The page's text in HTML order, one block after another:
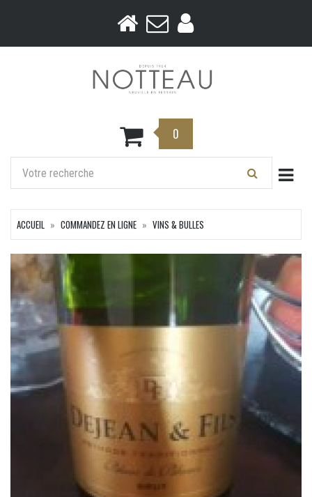
0
ACCUEIL COMMANDEZ EN LIGNE VINS & BULLES